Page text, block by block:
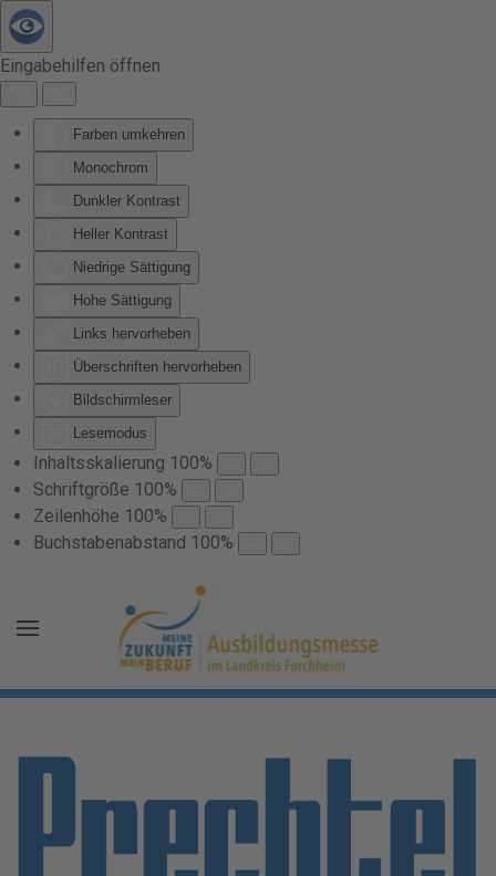
Eingabehilfen öffnen
Farben umkehren
Monochrom
Dunkler Kontrast
Heller Kontrast
Niedrige Sättigung
Hohe Sättigung
Links hervorheben
Überschriften hervorheben
Bildschirmleser
Lesemodus
Inhaltsskalierung 100%
Schriftgröße 100%
Zeilenhöhe 100%
Buchstabenabstand 100%
Zum Hauptinhalt springen